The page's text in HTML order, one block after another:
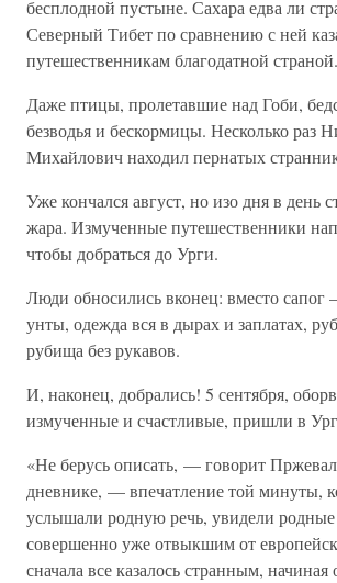
бесплодной пустыне. Сахара едва ли
Северный Тибет по сравнению с ней
путешественникам благодатной страной.
Даже птицы, пролетавшие над Гоби,
безводья и бескормицы. Несколько раз
Михайлович находил пернатых
Уже кончался август, но изо дня в день
жара. Измученные путешественники
чтобы добраться до Урги.
Люди обносились вконец: вместо сапог
унты, одежда вся в дырах и заплатах,
рубища без рукавов.
И, наконец, добрались! 5 сентября,
измученные и счастливые, пришли в
«Не берусь описать, — говорит
дневнике, — впечатление той минуты,
услышали родную речь, увидели
совершенно уже отвыкшим от
сначала все казалось странным, начиная